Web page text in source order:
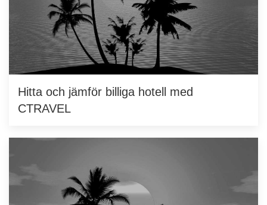
Hitta och jämför billiga hotell med
CTRAVEL